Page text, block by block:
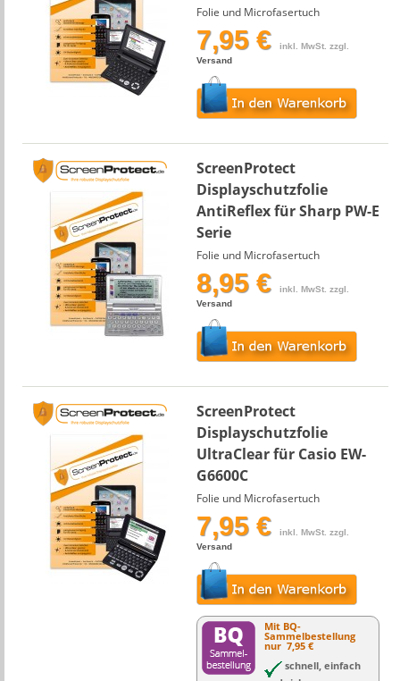
Folie und Microfasertuch
7,95 €
inkl. MwSt. zzgl.
Versand
ScreenProtect
Displayschutzfolie
AntiReflex für Sharp PW-E
Serie
Folie und Microfasertuch
8,95 €
inkl. MwSt. zzgl.
Versand
ScreenProtect
Displayschutzfolie
UltraClear für Casio EW-
G6600C
Folie und Microfasertuch
7,95 €
inkl. MwSt. zzgl.
Versand
Mit BQ-
Sammelbestellung
nur 7,95 €
schnell, einfach